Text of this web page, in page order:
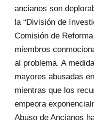
ancianos son
la “División de
Comisión de
miembros
al problema. A
mayores abusadas
mientras que los
empeora
Abuso de Ancianos